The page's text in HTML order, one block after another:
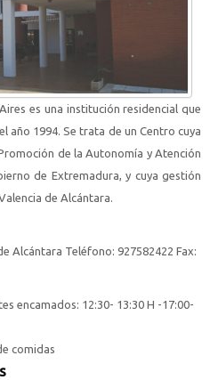
es una institución residencial que
año 1994. Se trata de un Centro cuya
de la Autonomía y Atención
de Extremadura, y cuya gestión
de Alcántara.
Alcántara Teléfono: 927582422 Fax:
encamados: 12:30- 13:30 H -17:00-
comidas